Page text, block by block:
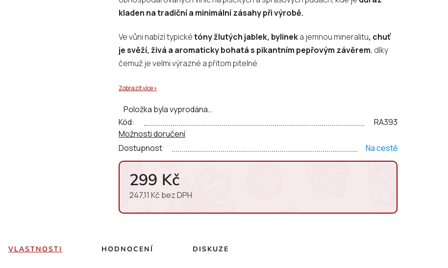
z
5
hvězdiček.
kladen na tradiční a minimální zásahy při výrobě.
Ve vůni nabízí typickétóny žlutých jablek, bylineka jemnou mineralitu, chuť
je svěží, živá a aromaticky bohatá s pikantním pepřovým závěrem, díky
čemuž je velmi výrazné a přitom pitelné.
Zobrazit více »
Položka byla vyprodána…
Dostupnost Na cestě
Možnosti doručení
Kód: RA393
299 Kč
247,11 Kč bez DPH
Měrná cena:
VLASTNOSTI HODNOCENÍ DISKUZE